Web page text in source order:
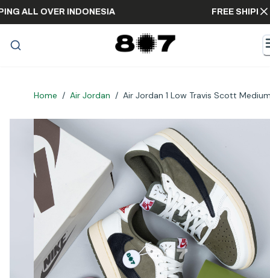
ALL OVER INDONESIA FREE
Home / Air Jordan / Air Jordan 1 Low Travis Scott